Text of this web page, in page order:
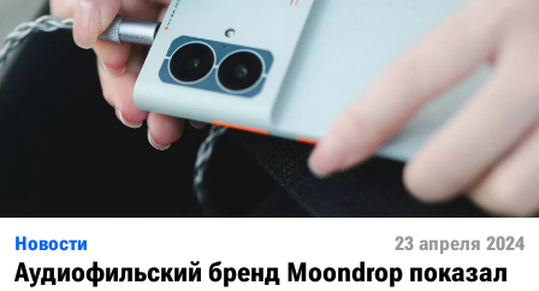
Новости 23 апреля 2024
Аудиофильский бренд Moondrop показал